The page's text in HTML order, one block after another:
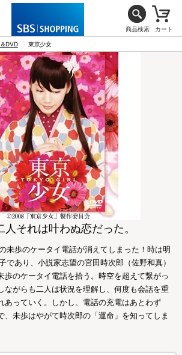
商品検索 カート
DVD 東京少女
それは叶わぬ恋だった。
未歩のケータイ電話が消えてしまった！時は明
であり、小説家志望の宮田時次郎（佐野和真）
歩のケータイ電話を拾う。時空を超えて繋がっ
ながらも二人は状況を理解し、何度も会話を重
あっていく。しかし、電話の充電はあとわず
、未歩はやがて時次郎の「運命」を知ってしま